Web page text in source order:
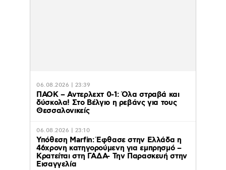
06.08.2026 | 23:39
ΠΑΟΚ – Αντερλεχτ 0-1: Όλα στραβά και
δύσκολα! Στο Βέλγιο η ρεβάνς για τους
Θεσσαλονικείς
06.08.2026 | 23:10
Υπόθεση Marfin: Έφθασε στην Ελλάδα η
46χρονη κατηγορούμενη για εμπρησμό –
Κρατείται στη ΓΑΔΑ- Την Παρασκευή στην
Εισαγγελία